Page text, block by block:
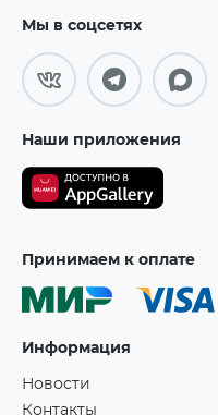
Мы в соцсетях
Наши приложения
Принимаем к оплате
Информация
Новости
Контакты